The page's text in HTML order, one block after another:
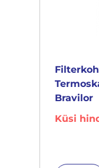
Bravilor
Küsi